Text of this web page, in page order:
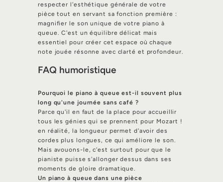
respecter l'esthétique générale de votre
pièce tout en servant sa fonction première :
magnifier le son unique de votre piano à
queue. C'est un équilibre délicat mais
essentiel pour créer cet espace où chaque
note jouée résonne avec clarté et profondeur.
FAQ humoristique
Pourquoi le piano à queue est-il souvent plus
long qu'une journée sans café ?
Parce qu'il en faut de la place pour accueillir
tous les génies qui se prennent pour Mozart !
en réalité, la longueur permet d'avoir des
cordes plus longues, ce qui améliore le son.
Mais avouons-le, c'est surtout pour que le
pianiste puisse s'allonger dessus dans ses
moments de gloire dramatique.
Un piano à queue dans une pièce